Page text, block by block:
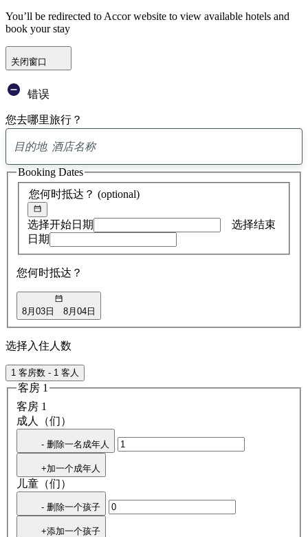
You’ll be redirected to Accor website to view available hotels and
book your stay
关闭窗口
错误
您去哪里旅行？
找
到
您何时抵达？ (optional)
选择开始日期
选择结束
日期
您何时抵达？
8月03日 8月04日
Booking Dates
选择入住人数
1 客房数 - 1 客人
客房 1
客房 1
成人（们）
- 删除一名成年人
+加一个成年人
儿童（们）
- 删除一个孩子
+添加一个孩子